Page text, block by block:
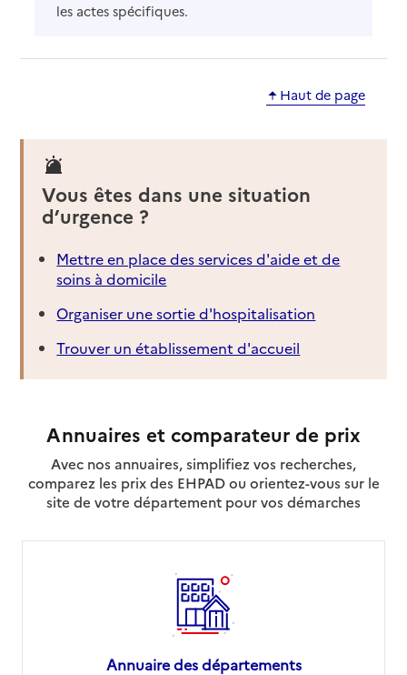
les actes spécifiques.
Haut de page
Vous êtes dans une situation
d’urgence ?
Mettre en place des services d'aide et de
soins à domicile
Organiser une sortie d'hospitalisation
Trouver un établissement d'accueil
Annuaires et comparateur de prix
Avec nos annuaires, simplifiez vos recherches,
comparez les prix des EHPAD ou orientez-vous sur le
site de votre département pour vos démarches
Annuaire des départements